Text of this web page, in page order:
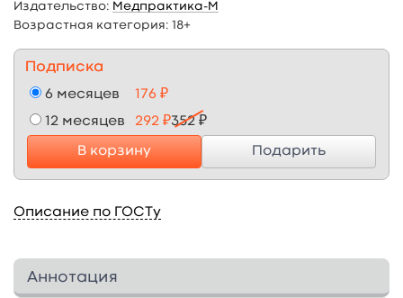
Издательство: Медпрактика-М
Возрастная категория: 18+
Подписка
6 месяцев 176 ₽
12 месяцев 292 ₽352 ₽
В корзину Подарить
Описание по ГОСТу
Аннотация